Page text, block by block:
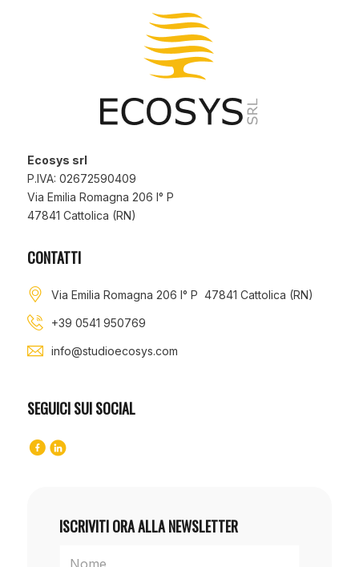
Ecosys srl
P.IVA: 02672590409
Via Emilia Romagna 206 I° P
47841 Cattolica (RN)
CONTATTI
Via Emilia Romagna 206 I° P 47841 Cattolica (RN)
+39 0541 950769
info@studioecosys.com
SEGUICI SUI SOCIAL
ISCRIVITI ORA ALLA NEWSLETTER